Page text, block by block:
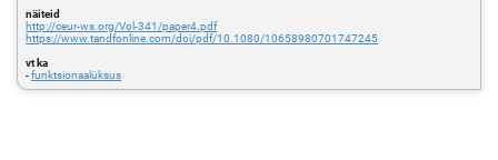
näiteid
http://ceur-ws.org/Vol-341/paper4.pdf
https://www.tandfonline.com/doi/pdf/10.1080/10658980701747245
vt ka
-funktsionaalüksus